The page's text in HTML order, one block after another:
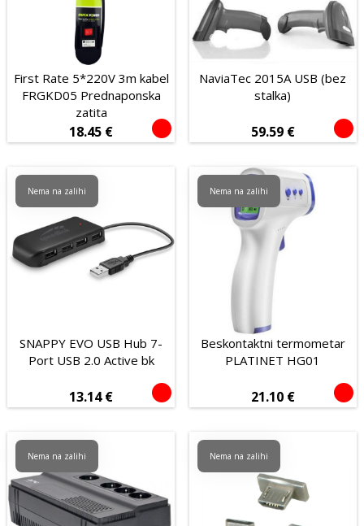
Tablet računala
Audio i video
POS oprema
Potrošni materijal
Proizvođač
Tip povezivanja
Mehanička
Da
Ne
First Rate 5*220V 3m kabel
FRGKD05 Prednaponska
zatita
18.45 €
NaviaTec 2015A USB (bez
stalka)
59.59 €
SNAPPY EVO USB Hub 7-
Port USB 2.0 Active bk
13.14€
Nema na zalihi
Beskontaktni termometar
PLATINET HG01
21.10 €
Nema na zalihi
Nema na zalihi Nema na zalihi